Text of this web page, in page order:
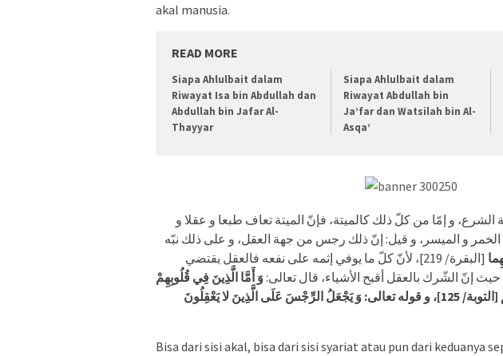
akal manusia.
READ MORE
Siapa Ahlulbait dalam
Riwayat Isa bin Abdullah dan
Abdullah bin Jafar Al-
Thayyar
Siapa Ahlulbait dalam
Riwayat Abdullah bin
Ja’far dan Watsilah bin Al-
Asqa’
و إمّا من كلّ ذلك كالميتة، فإنّ الميتة تعاف طبعا و عقلا و
و الميسر، و قيل: إنّ ذلك رجس من جهة العقل، و على ذلك نبّه
[البقرة/ 219]، لأنّ كلّ ما يوفي إثمه على نفعه فالعقل يقتضي
إنّ الشّرك بالعقل أقبح الأشياء، قال تعالى:وَ أَمَّا الَّذِينَ فِي قُلُوبِهِمْ
الَّذِينَ لا يَعْقِلُونَ
Bisa dari sisi akal, bisa dari sisi syariat atau pun dari keduanya